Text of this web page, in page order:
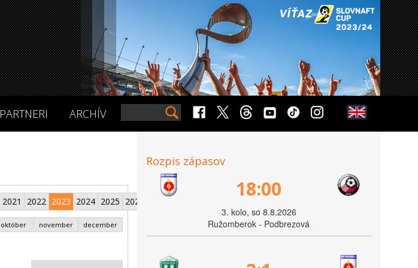
PARTNERI ARCHÍV
2021 2022 2023 2024 2025 2026
október november december
Rozpis zápasov
18:00
3. kolo, so 8.8.2026
Ružomberok - Podbrezová